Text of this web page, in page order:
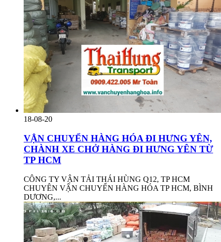
18-08-20
VẬN CHUYỂN HÀNG HÓA ĐI HƯNG YÊN,
CHÀNH XE CHỞ HÀNG ĐI HƯNG YÊN TỪ
TP HCM
CÔNG TY VẬN TẢI THÁI HÙNG Q12, TP HCM
CHUYÊN VẬN CHUYỂN HÀNG HÓA TP HCM, BÌNH
DƯƠNG,...